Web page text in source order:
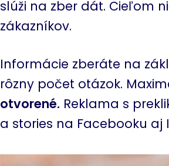
slúži na zber dát. Cieľom
zákazníkov.
Informácie zberáte na
rôzny počet otázok.
otvorené. Reklama s
a stories na Facebooku aj